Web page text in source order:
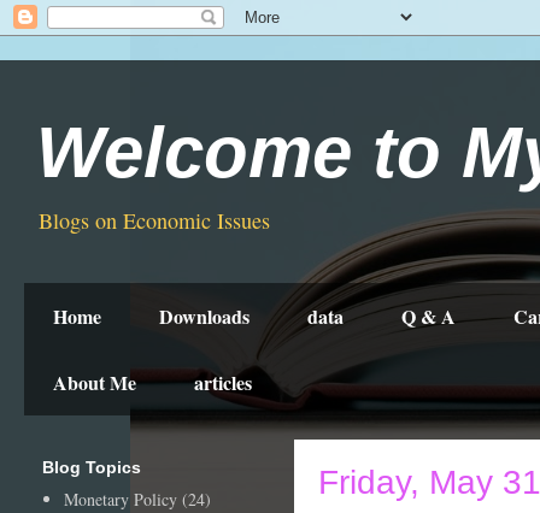
Welcome to
Blogs on Economic Issues
Home Downloads data Q & A
About Me articles
Friday, May
Blog Topics
Monetary Policy (24)